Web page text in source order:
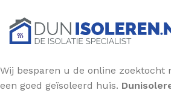
Wij besparen u de online zoektocht
een goed geïsoleerd huis.